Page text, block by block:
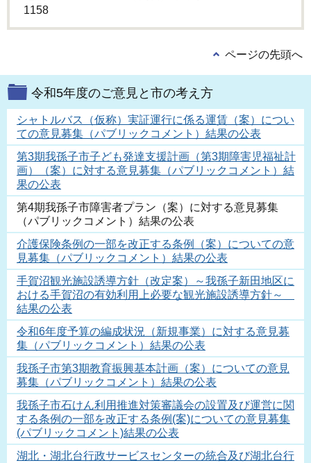
1158
ページの先頭へ
令和5年度のご意見と市の考え方
シャトルバス（仮称）実証運行に係る運賃（案）につい
ての意見募集（パブリックコメント）結果の公表
第3期我孫子市子ども発達支援計画（第3期障害児福祉計
画）（案）に対する意見募集（パブリックコメント）結
果の公表
第4期我孫子市障害者プラン（案）に対する意見募集
（パブリックコメント）結果の公表
介護保険条例の一部を改正する条例（案）についての意
見募集（パブリックコメント）結果の公表
手賀沼観光施設誘導方針（改定案）～我孫子新田地区に
おける手賀沼の有効利用上必要な観光施設誘導方針～
結果の公表
令和6年度予算の編成状況（新規事業）に対する意見募
集（パブリックコメント）結果の公表
我孫子市第3期教育振興基本計画（案）についての意見
募集（パブリックコメント）結果の公表
我孫子市石けん利用推進対策審議会の設置及び運営に関
する条例の一部を改正する条例(案)についての意見募集
(パブリックコメント)結果の公表
湖北・湖北台行政サービスセンターの統合及び湖北台行